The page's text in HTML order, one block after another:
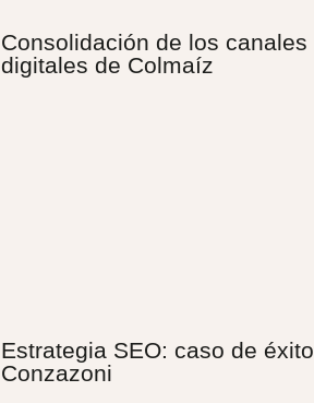
Consolidación de los canales
digitales de Colmaíz
Estrategia SEO: caso de éxito
Conzazoni